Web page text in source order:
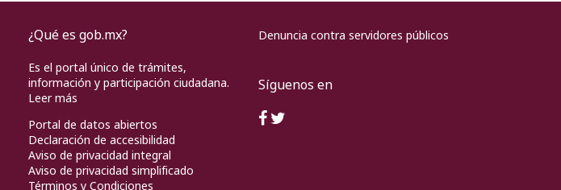
¿Qué es gob.mx?
Es el portal único de trámites,
información y participación ciudadana.
Leer más
Portal de datos abiertos
Declaración de accesibilidad
Aviso de privacidad integral
Aviso de privacidad simplificado
Términos y Condiciones
Denuncia contra servidores públicos
Síguenos en